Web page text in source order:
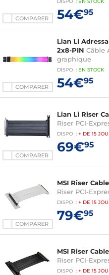
COMPARER
EN STOCK
54€95
COMPARER
Lian Li
2x8-PIN Câble
graphique
DISPO : EN STOCK
54€95
COMPARER
Lian Li Riser
Riser PCI-
DISPO : + DE 15
69€95
COMPARER
MSI Riser
Riser PCI-
DISPO : + DE 15
79€95
MSI Riser
Riser PCI-
DISPO : + DE 15